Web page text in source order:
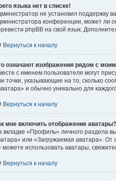
языка нет в списке!
не установил поддержку
конференции, может ли
phpBB на свой язык.
Вернуться к началу
означают изображения рядом с
с именем пользователя могут
точки, указывающие на то, сколько
и обычно уникально для
Вернуться к началу
мне включить отображение
вкладке «Профиль» личного раздела
или «Загружаемая аватара». От
можете использовать аватары,
Вернуться к началу